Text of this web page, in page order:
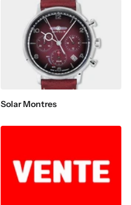
Solar Montres